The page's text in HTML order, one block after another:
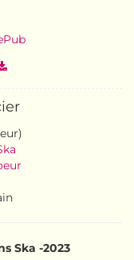
Ska -2023